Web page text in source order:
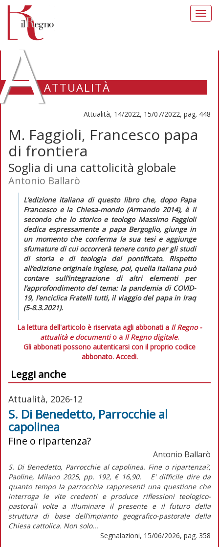
ATTUALITÀ
Attualità, 14/2022, 15/07/2022, pag. 448
M. Faggioli, Francesco papa
di frontiera
Soglia di una cattolicità globale
Antonio Ballarò
L’edizione italiana di questo libro che, dopo Papa
Francesco e la Chiesa-mondo (Armando 2014), è il
secondo che lo storico e teologo Massimo Faggioli
dedica espressamente a papa Bergoglio, giunge in
un momento che conferma la sua tesi e aggiunge
sfumature di cui occorrerà tenere conto per gli studi
di storia e di teologia del pontificato. Rispetto
all’edizione originale inglese, poi, quella italiana può
contare sull’integrazione di altri elementi per
l’approfondimento del tema: la pandemia di COVID-
19, l’enciclica Fratelli tutti, il viaggio del papa in Iraq
(5-8.3.2021).
La lettura dell'articolo è riservata agli abbonati a Il Regno -
attualità e documentio a Il Regno digitale.
Gli abbonati possono autenticarsi con il proprio codice
abbonato. Accedi.
Leggi anche
Attualità, 2026-12
S. Di Benedetto, Parrocchie al
capolinea
Fine o ripartenza?
Antonio Ballarò
S. Di Benedetto, Parrocchie al capolinea. Fine o ripartenza?,
Paoline, Milano 2025, pp. 192, € 16,90. E' difficile dire da
quanto tempo la parrocchia rappresenti una questione che
interroga le vite credenti e produce riflessioni teologico-
pastorali volte a illuminare il presente e il futuro della
struttura di base dell’impianto geografico-pastorale della
Chiesa cattolica. Non solo...
Segnalazioni, 15/06/2026, pag. 358